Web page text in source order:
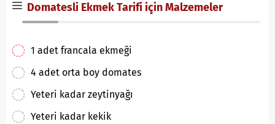
Domatesli Ekmek Tarifi için Malzemeler
1 adet francala ekmeği
4 adet orta boy domates
Yeteri kadar zeytinyağı
Yeteri kadar kekik